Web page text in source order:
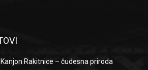
Kanjon Rakitnice – čudesna priroda